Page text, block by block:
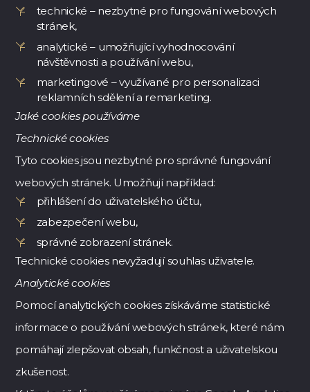
technické – nezbytné pro fungování webových
stránek,
analytické – umožňující vyhodnocování
návštěvnosti a používání webu,
marketingové – využívané pro personalizaci
reklamních sdělení a remarketing.
Jaké cookies používáme
Technické cookies
Tyto cookies jsou nezbytné pro správné fungování
webových stránek. Umožňují například:
přihlášení do uživatelského účtu,
zabezpečení webu,
správné zobrazení stránek.
Technické cookies nevyžadují souhlas uživatele.
Analytické cookies
Pomocí analytických cookies získáváme statistické
informace o používání webových stránek, které nám
pomáhají zlepšovat obsah, funkčnost a uživatelskou
zkušenost.